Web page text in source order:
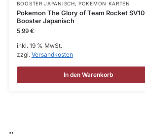
BOOSTER JAPANISCH,POKEMON KARTEN
Pokemon The Glory of Team Rocket SV10
Booster Japanisch
5,99 €
inkl. 19 % MwSt.
zzgl. Versandkosten
In den Warenkorb